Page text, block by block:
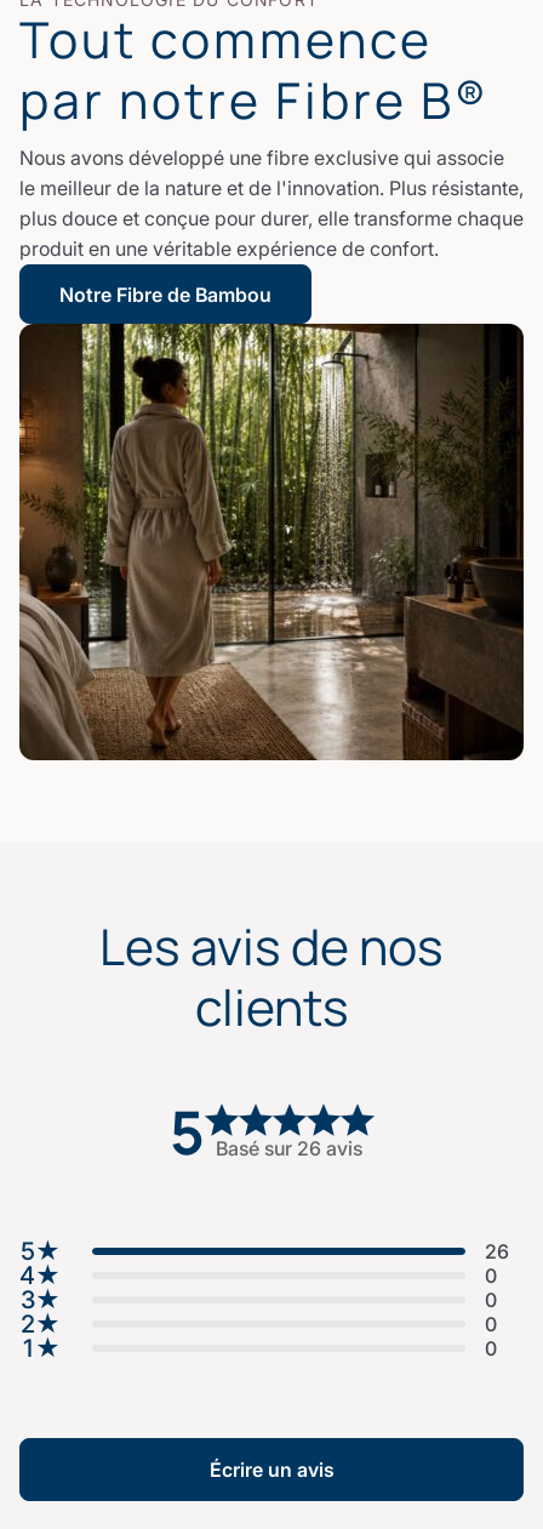
Tout commence
par notre Fibre B®
Nous avons développé une fibre exclusive qui associe
le meilleur de la nature et de l'innovation. Plus résistante,
plus douce et conçue pour durer, elle transforme chaque
produit en une véritable expérience de confort.
Notre Fibre de Bambou
Les avis de nos
clients
5 Basé sur 26 avis
5★ 26
4★ 0
3★ 0
2★ 0
1 ★ 0
Écrire un avis